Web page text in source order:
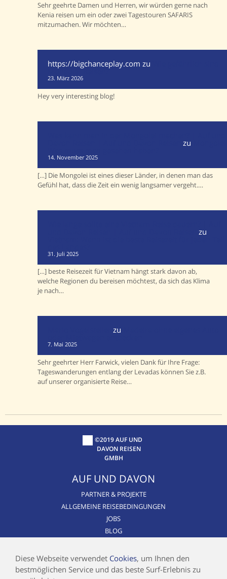
Diese Webseite verwendet Cookies, um Ihnen den
bestmöglichen Service und das beste Surf-Erlebnis zu
Sehr geehrte Damen und Herren, wir würden gerne nach
Kenia reisen um ein oder zwei Tagestouren SAFARIS
mitzumachen. Wir möchten…
https://bigchanceplay.com zu
Mongolei-Reisen?
23. März 2026
Hey very interesting blog!
zu
14. November 2025
[…] Die Mongolei ist eines dieser Länder, in denen man das
Gefühl hat, dass die Zeit ein wenig langsamer vergeht.…
zu
31. Juli 2025
[…] beste Reisezeit für Vietnam hängt stark davon ab,
welche Regionen du bereisen möchtest, da sich das Klima
je nach…
zu
7. Mai 2025
Sehr geehrter Herr Farwick, vielen Dank für Ihre Frage:
Tageswanderungen entlang der Levadas können Sie z.B.
auf unserer organisierte Reise…
©2019 AUF UND
DAVON REISEN
GMBH
AUF UND DAVON
PARTNER & PROJEKTE
ALLGEMEINE REISEBEDINGUNGEN
JOBS
BLOG
AIRLINE BLACKLIST